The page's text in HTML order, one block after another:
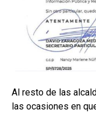
Al resto de las
las ocasiones en